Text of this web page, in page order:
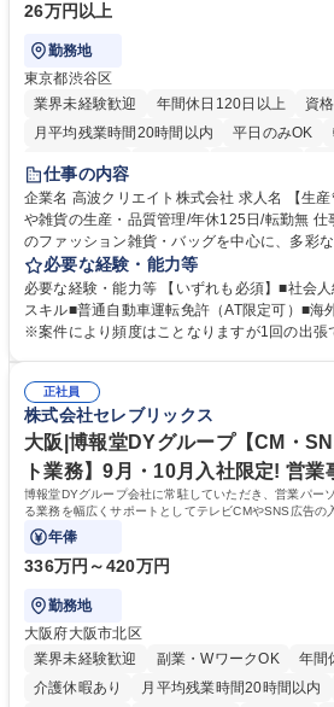
26万円以上
勤務地
東京都渋谷区
業界未経験歓迎
年間休日120日以上
資
月平均残業時間20時間以内
平日のみOK
住宅手当あり
完全週休2日制
交通費支給 駅近5分以内
仕事の内容
企業名 高波クリエイト株式会社 求人名 【生産管理】キャラクターバック
や雑貨の生産・品質管理/年休125日/転勤無 仕事の内容 人気キャラクター
のファッション雑貨・バッグを中心に、多彩
掛ける当社にて、自社企画・開発商品の生産
わいい』を届けるやりがいのあるポジションです。 有名ブランド
クターライセンスを活用した商品の企画・開
画段階から納品まで、商品の製造に関わる全
元様とのやり取り、輸入関連の書類の管理、
工場開拓などがございます。 募集職種 【生産管理】キャラクターバック
や雑貨の生産・品質管理/年休125日/転勤無
必要な経験・能力等
必要な経験・能力等 【いずれも必須】■社会
スキル■普通自動車運転免許（AT限定可）■海
※案件により頻度はことなりますが1回の出張
め、『コツコツと実直に取り組める方』 ・工
外関係者と友好なコミュニケーションが取れ
ンで行います。 学歴・資格 学歴：大学院 大学 高専 短大 専修学校 高校 語
学力： 資格：
正社員
株式会社セレブリックス
大阪|博報堂DYグループ【CM・
ト業務】9月・10月入社限定! 営業
博報堂DYグループ会社に常駐していただき、営業パー
る業務を幅広くサポートとしてテレビCMやSNS広告
アシスタントとしての業務をお任せします。
年俸
336万円～420万円
勤務地
大阪府大阪市北区
業界未経験歓迎
副業・WワークOK
年間
介護休暇あり
月平均残業時間20時間以内